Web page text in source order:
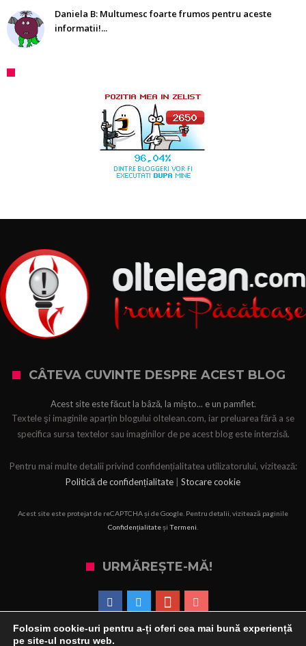
Daniela B: Multumesc foarte frumos pentru aceste
informatii!...
CÂTEVA CUVINTE DESPRE ACEST BLOG
Acest site este făcut la bâză, la mișto... e un pamflet.
Textele şi imaginile aparțin blogului oltelean.com, iar preluarea fără a se
specifica sursa textelor sau imaginilor de pe acest blog este interzisă.
Pentru mai multe detalii privind confidențialitatea utilizatorului, vizitează:
Politică de confidențialitate
Stocare cookie
Acest site este protejat de reCAPTCHA și de Google. Pentru detalii, vizitează paginile
Confidențialitateși Termeni
URMĂREȘTE-MĂ!
Folosim cookie-uri pentru a-ți oferi cea mai bună experiență
pe site-ul nostru web.